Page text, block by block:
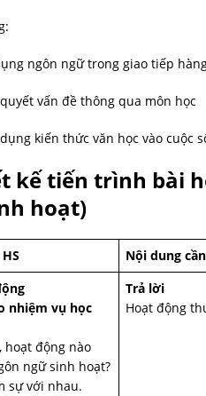
ngôn ngữ trong giao tiếp
vấn đề thông qua môn học
kiến thức văn học vào cuộc
kế tiến trình bài
hoạt)
Nội dung
nhiệm vụ học
hoạt động nào
ngữ sinh hoạt?
sự với nhau.
Trả lời
Hoạt động